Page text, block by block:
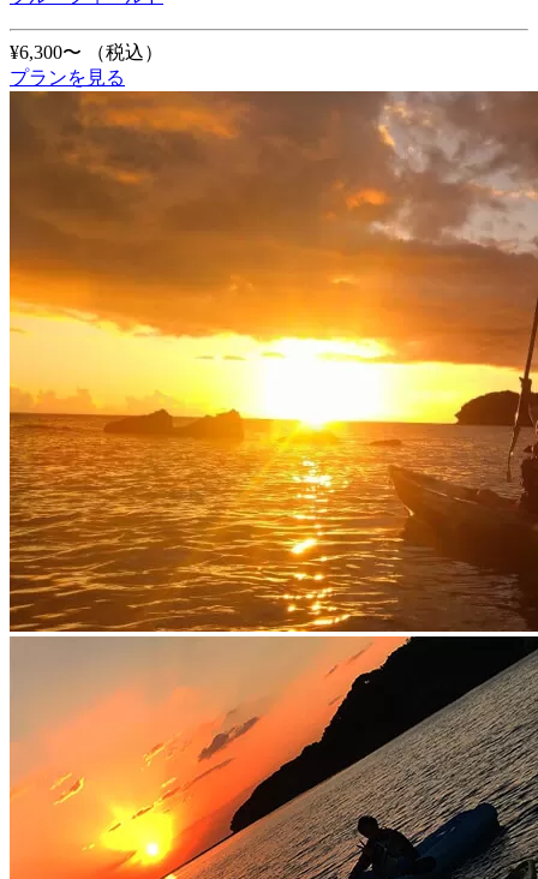
¥6,300〜
（税込）
プランを見る